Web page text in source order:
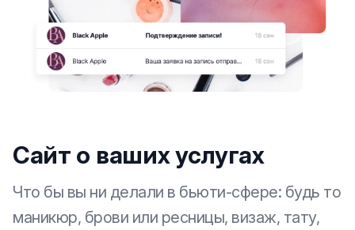
Сайт о ваших услугах
Что бы вы ни делали в бьюти-сфере: будь то
маникюр, брови или ресницы, визаж, тату,